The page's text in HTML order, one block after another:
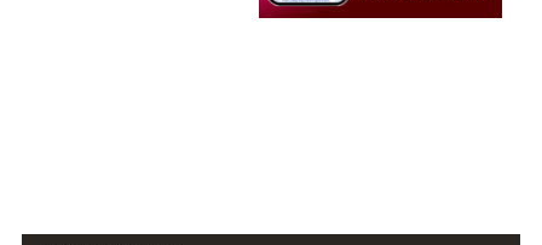
チを内蔵したネットワークビデオレコーダーで